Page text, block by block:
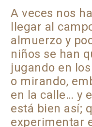
A veces nos
llegar al
almuerzo y
niños se han
jugando en
o mirando,
en la calle… y
está bien así;
experimentar